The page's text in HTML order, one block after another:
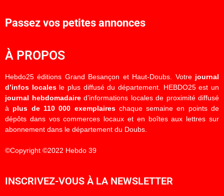
Passez vos petites annonces
À PROPOS
Hebdo25 éditions Grand Besançon et Haut-Doubs. Votre journal
d’infos localesle plus diffusé du département. HEBDO25 est un
journal hebdomadaired’informations locales de proximité diffusé
à plus de 110 000 exemplaireschaque semaine en points de
dépôts dans vos commerces locaux et en boîtes aux lettres sur
abonnement dans le département du Doubs.
©Copyright ©2022 Hebdo 39
INSCRIVEZ-VOUS À LA NEWSLETTER